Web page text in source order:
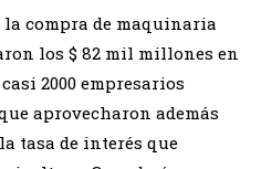
compra de maquinaria
los $ 82 mil millones en
2000 empresarios
aprovecharon además
tasa de interés que